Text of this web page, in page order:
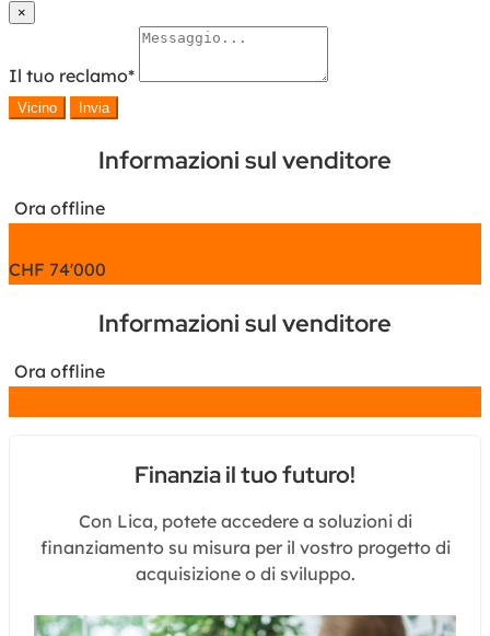
×
Il tuo reclamo*
Vicino Invia
Informazioni sul venditore
Ora offline
CHF 74'000
Informazioni sul venditore
Ora offline
Finanzia il tuo futuro!
Con Lica, potete accedere a soluzioni di
finanziamento su misura per il vostro progetto di
acquisizione o di sviluppo.